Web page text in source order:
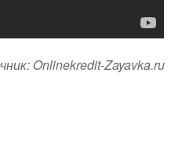
Onlinekredit-Zayavka.ru